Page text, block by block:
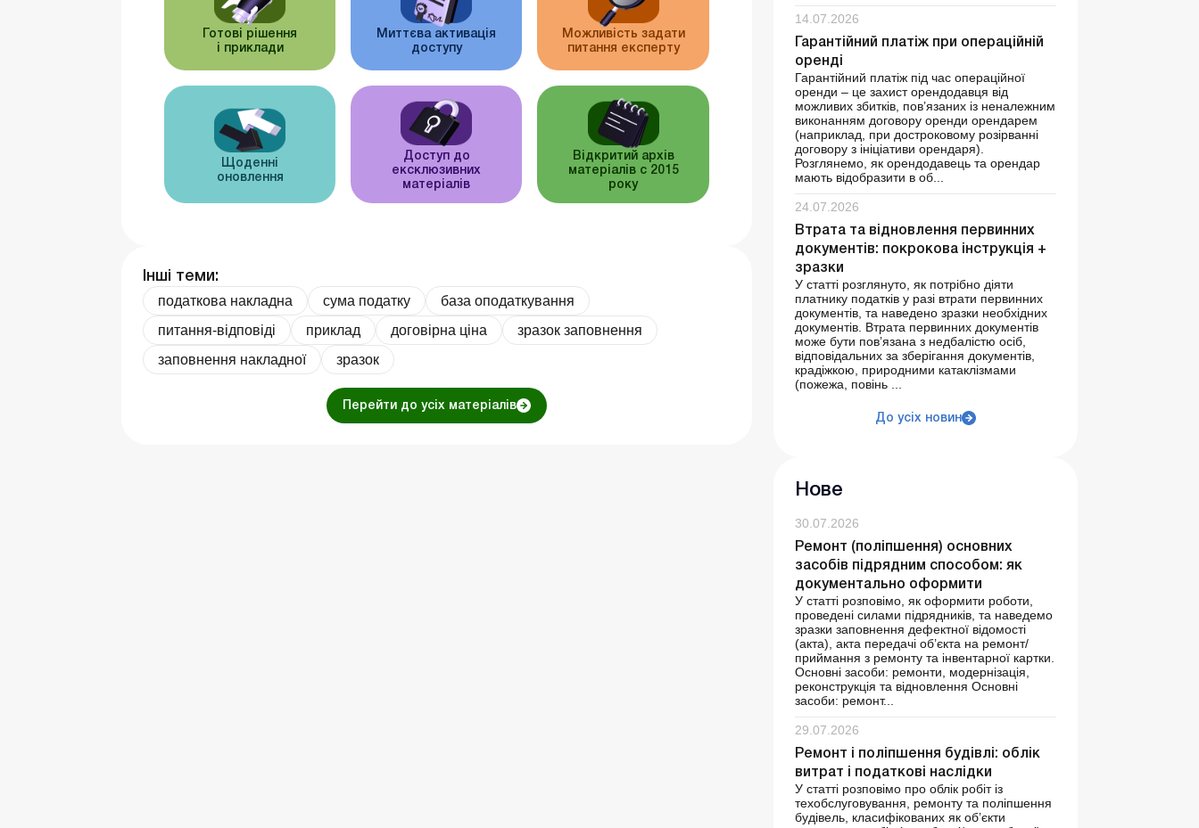
Готові рішення
і приклади
Миттєва активація
доступу
Можливість задати
питання експерту
Щоденні
оновлення
Доступ до
ексклюзивних
матеріалів
Відкритий архів
матеріалів c 2015
року
Інші теми:
податкова накладна сума податку
база оподаткування
питання-відповіді
приклад договірна ціна
зразок заповнення
заповнення накладної
зразок
Перейти до усіх матеріалів
14.07.2026
Гарантійний платіж при операційній
оренді
Гарантійний платіж під час операційної
оренди – це захист орендодавця від
можливих збитків, пов’язаних із неналежним
виконанням договору оренди орендарем
(наприклад, при достроковому розірванні
договору з ініціативи орендаря).
Розглянемо, як орендодавець та орендар
мають відобразити в об...
24.07.2026
Втрата та відновлення первинних
документів: покрокова інструкція +
зразки
У статті розглянуто, як потрібно діяти
платнику податків у разі втрати первинних
документів, та наведено зразки необхідних
документів. Втрата первинних документів
може бути пов’язана з недбалістю осіб,
відповідальних за зберігання документів,
крадіжкою, природними катаклізмами
(пожежа, повінь ...
До усіх новин
Нове
30.07.2026
Ремонт (поліпшення) основних
засобів підрядним способом: як
документально оформити
У статті розповімо, як оформити роботи,
проведені силами підрядників, та наведемо
зразки заповнення дефектної відомості
(акта), акта передачі об’єкта на ремонт/
приймання з ремонту та інвентарної картки.
Основні засоби: ремонти, модернізація,
реконструкція та відновлення Основні
засоби: ремонт...
29.07.2026
Ремонт і поліпшення будівлі: облік
витрат і податкові наслідки
У статті розповімо про облік робіт із
техобслуговування, ремонту та поліпшення
будівель, класифікованих як об’єкти